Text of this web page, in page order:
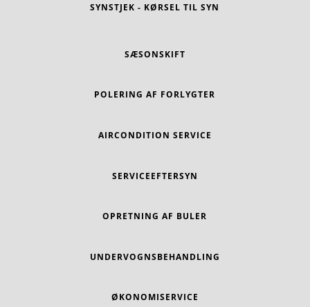
SYNSTJEK - KØRSEL TIL SYN
SÆSONSKIFT
POLERING AF FORLYGTER
AIRCONDITION SERVICE
SERVICEEFTERSYN
OPRETNING AF BULER
UNDERVOGNSBEHANDLING
ØKONOMISERVICE